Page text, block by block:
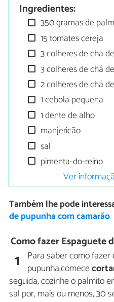
Ingredientes:
350 gramas de
15 tomates cereja
3 colheres de chá
3 colheres de chá
2 colheres de chá
1 cebola pequena
1 dente de alho
manjericão
sal
pimenta-do-reino
Ver
Também lhe pode
de pupunha com camarão
Como fazer Espaguete
1 Para saber como
pupunha,comece
seguida, cozinhe o palmito
sal por, mais ou menos, 30